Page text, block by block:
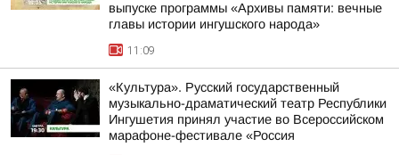
выпуске программы «Архивы памяти: вечные
главы истории ингушского народа»
11:09
«Культура». Русский государственный
музыкально-драматический театр Республики
Ингушетия принял участие во Всероссийском
марафоне-фестивале «Россия